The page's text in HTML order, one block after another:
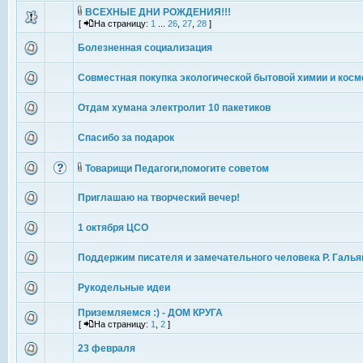
ВСЕХНЫЕ ДНИ РОЖДЕНИЯ!!!
[ На страницу: 1 26 27 28 ]
Болезненная социализация
Совместная покупка экологической бытовой химии и
Отдам хумана электролит 10 пакетиков
Спасибо за подарок
Товарищи Педагоги,помогите советом
Приглашаю на творческий вечер!
1 октября ЦСО
Поддержим писателя и замечательного человека Р.
Рукодельные идеи
Приземляемся :) - ДОМ КРУГА
[ На страницу: 1 2 ]
23 февраля